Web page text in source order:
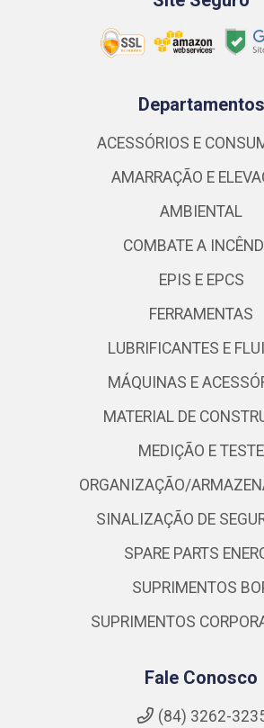
Departamentos
ACESSÓRIOS E
AMARRAÇÃO E
AMBIENTAL
COMBATE A
EPIS E EPCS
FERRAMENTAS
LUBRIFICANTES E
MÁQUINAS E
MATERIAL DE
MEDIÇÃO E TESTE
ORGANIZAÇÃO/
SINALIZAÇÃO DE
SPARE PARTS
SUPRIMENTOS
SUPRIMENTOS
Fale Conosco
(84) 3262-